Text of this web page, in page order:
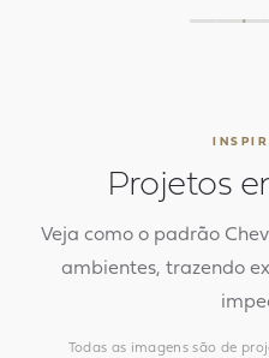
Projetos
Veja como o padrão
ambientes, trazendo
Todas as imagens são de